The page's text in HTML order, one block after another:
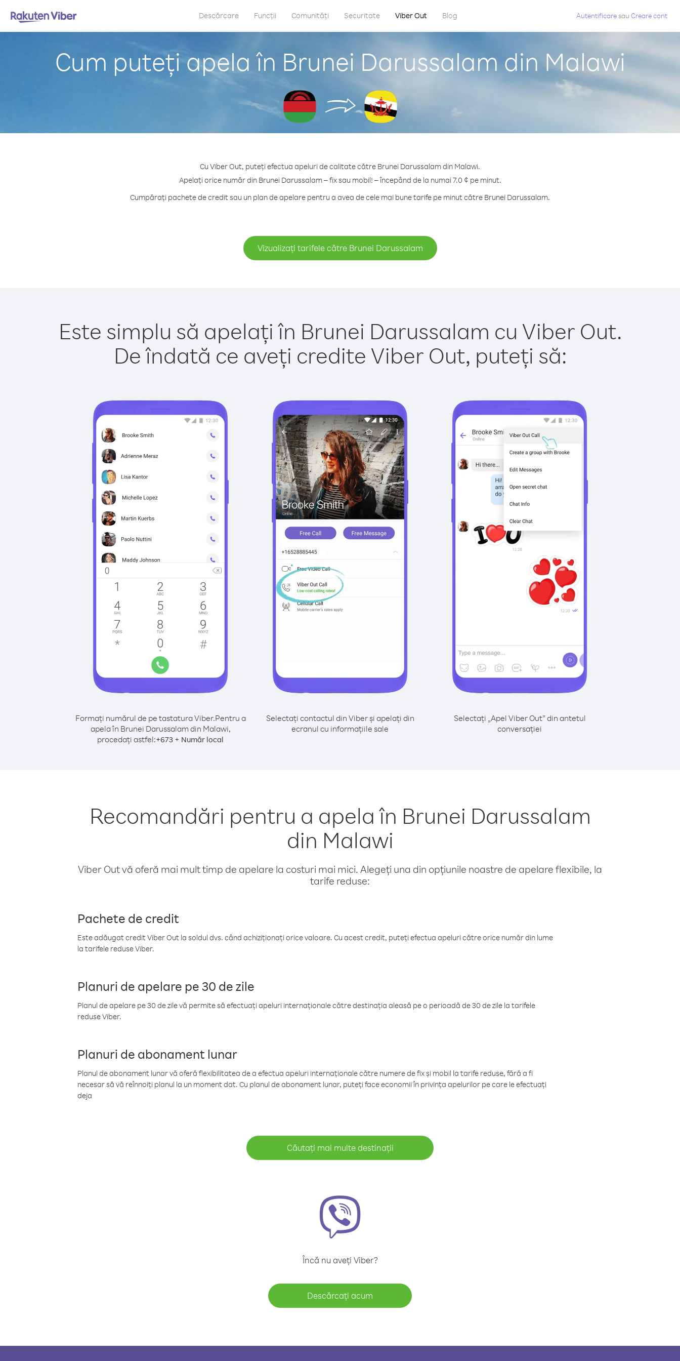
Descărcare Funcții Comunități Securitate Viber Out Blog Autentificaresau Creare cont
Cum puteți apela în Brunei Darussalam din Malawi
Cu Viber Out, puteți efectua apeluri de calitate către Brunei Darussalam din Malawi.
Apelați orice număr din Brunei Darussalam – fix sau mobil! – începând de la numai 7.0 ¢ pe minut.
Cumpărați pachete de credit sau un plan de apelare pentru a avea de cele mai bune tarife pe minut către Brunei Darussalam.
Vizualizați tarifele către Brunei Darussalam
Este simplu să apelați în Brunei Darussalam cu Viber Out.
De îndată ce aveți credite Viber Out, puteți să:
Formați numărul de pe tastatura Viber.Pentru a
apela în Brunei Darussalam din Malawi,
procedați astfel:+673 + Număr local
Selectați contactul din Viber și apelați din
ecranul cu informațiile sale
Selectați „Apel Viber Out” din antetul
conversației
Recomandări pentru a apela în Brunei Darussalam
din Malawi
Viber Out vă oferă mai mult timp de apelare la costuri mai mici. Alegeți una din opțiunile noastre de apelare flexibile, la
tarife reduse:
Pachete de credit
Este adăugat credit Viber Out la soldul dvs. când achiziționați orice valoare. Cu acest credit, puteți efectua apeluri către orice număr din lume
la tarifele reduse Viber.
Planuri de apelare pe 30 de zile
Planul de apelare pe 30 de zile vă permite să efectuați apeluri internaționale către destinația aleasă pe o perioadă de 30 de zile la tarifele
reduse Viber.
Planuri de abonament lunar
Planul de abonament lunar vă oferă flexibilitatea de a efectua apeluri internaționale către numere de fix și mobil la tarife reduse, fără a fi
necesar să vă reînnoiți planul la un moment dat. Cu planul de abonament lunar, puteți face economii în privința apelurilor pe care le efectuați
deja
Căutați mai multe destinații
Încă nu aveți Viber?
Descărcați acum